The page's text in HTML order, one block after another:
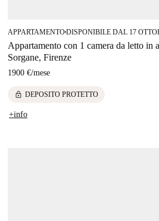
APPARTAMENTO■DISPONIBILE DAL 17
Appartamento con 1 camera da letto in
Sorgane, Firenze
1900 €/mese
lock DEPOSITO PROTETTO
+info